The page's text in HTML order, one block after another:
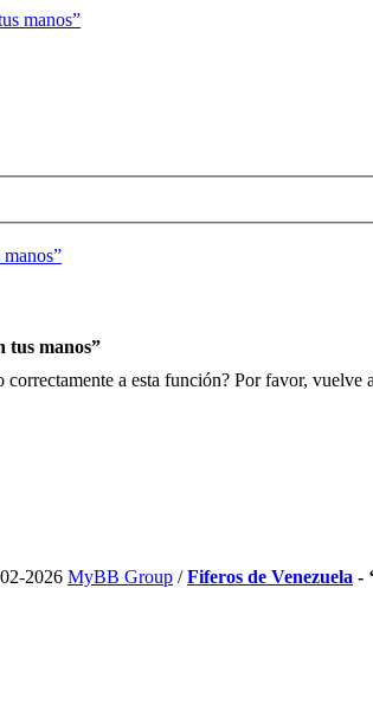
tus manos”
a esta función? Por favor, vuelve
2026 MyBB Group /Fiferos de Venezuela -